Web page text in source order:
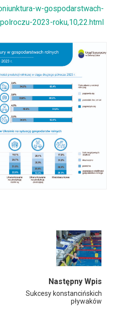
w-gospodarstwach-
2023-roku,10,22.html
Następny Wpis
Sukcesy konstancińskich
pływaków